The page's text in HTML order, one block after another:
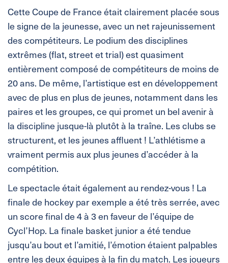
Cette Coupe de France était clairement placée sous
le signe de la jeunesse, avec un net rajeunissement
des compétiteurs. Le podium des disciplines
extrêmes (flat, street et trial) est quasiment
entièrement composé de compétiteurs de moins de
20 ans. De même, l’artistique est en développement
avec de plus en plus de jeunes, notamment dans les
paires et les groupes, ce qui promet un bel avenir à
la discipline jusque-là plutôt à la traîne. Les clubs se
structurent, et les jeunes affluent ! L’athlétisme a
vraiment permis aux plus jeunes d’accéder à la
compétition.
Le spectacle était également au rendez-vous ! La
finale de hockey par exemple a été très serrée, avec
un score final de 4 à 3 en faveur de l’équipe de
Cycl’Hop. La finale basket junior a été tendue
jusqu’au bout et l’amitié, l’émotion étaient palpables
entre les deux équipes à la fin du match. Les joueurs